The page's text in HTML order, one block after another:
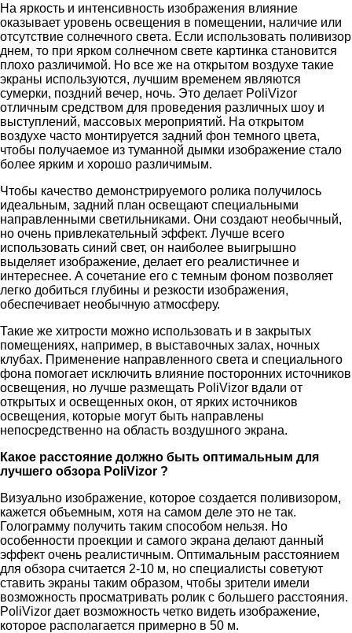
На яркость и интенсивность изображения влияние
оказывает уровень освещения в помещении, наличие или
отсутствие солнечного света. Если использовать поливизор
днем, то при ярком солнечном свете картинка становится
плохо различимой. Но все же на открытом воздухе такие
экраны используются, лучшим временем являются
сумерки, поздний вечер, ночь. Это делает PoliVizor
отличным средством для проведения различных шоу и
выступлений, массовых мероприятий. На открытом
воздухе часто монтируется задний фон темного цвета,
чтобы получаемое из туманной дымки изображение стало
более ярким и хорошо различимым.
Чтобы качество демонстрируемого ролика получилось
идеальным, задний план освещают специальными
направленными светильниками. Они создают необычный,
но очень привлекательный эффект. Лучше всего
использовать синий свет, он наиболее выигрышно
выделяет изображение, делает его реалистичнее и
интереснее. А сочетание его с темным фоном позволяет
легко добиться глубины и резкости изображения,
обеспечивает необычную атмосферу.
Такие же хитрости можно использовать и в закрытых
помещениях, например, в выставочных залах, ночных
клубах. Применение направленного света и специального
фона помогает исключить влияние посторонних источников
освещения, но лучше размещать PoliVizor вдали от
открытых и освещенных окон, от ярких источников
освещения, которые могут быть направлены
непосредственно на область воздушного экрана.
Какое расстояние должно быть оптимальным для
лучшего обзора PoliVizor ?
Визуально изображение, которое создается поливизором,
кажется объемным, хотя на самом деле это не так.
Голограмму получить таким способом нельзя. Но
особенности проекции и самого экрана делают данный
эффект очень реалистичным. Оптимальным расстоянием
для обзора считается 2-10 м, но специалисты советуют
ставить экраны таким образом, чтобы зрители имели
возможность просматривать ролик с большего расстояния.
PoliVizor дает возможность четко видеть изображение,
которое располагается примерно в 50 м.